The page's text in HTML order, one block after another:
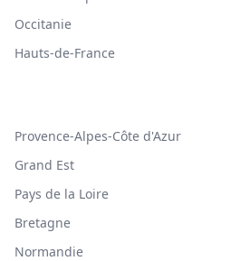
Occitanie
Hauts-de-France
Provence-Alpes-Côte d'Azur
Grand Est
Pays de la Loire
Bretagne
Normandie